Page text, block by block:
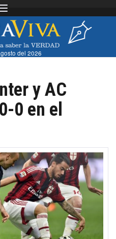
Toggle navigation
del 2026
y AC
0 en el